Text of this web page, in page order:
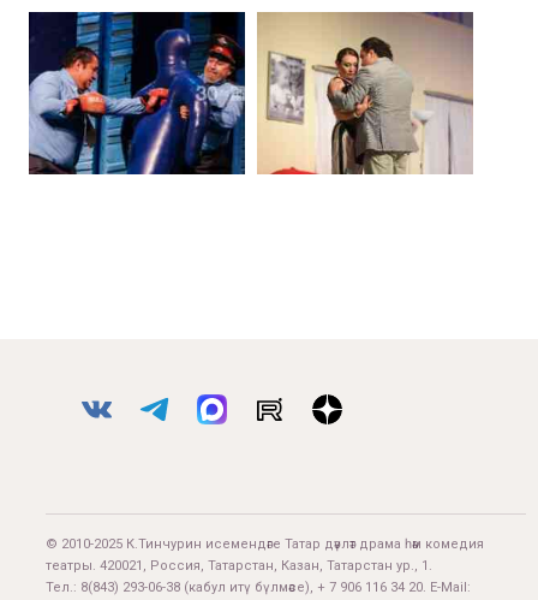
© 2010-2025 К.Тинчурин исемендәге Татар дәүләт драма һәм комедия
театры. 420021, Россия, Татарстан, Казан, Татарстан ур., 1.
Тел.: 8(843) 293-06-38 (кабул итү бүлмәсе), + 7 906 116 34 20. E-Mail: